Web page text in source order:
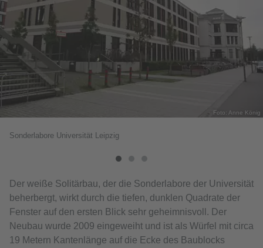
Foto: Anne König
Sonderlabore Universität Leipzig
Der weiße Solitärbau, der die Sonderlabore der Universität
beherbergt, wirkt durch die tiefen, dunklen Quadrate der
Fenster auf den ersten Blick sehr geheimnisvoll. Der
Neubau wurde 2009 eingeweiht und ist als Würfel mit circa
19 Metern Kantenlänge auf die Ecke des Baublocks